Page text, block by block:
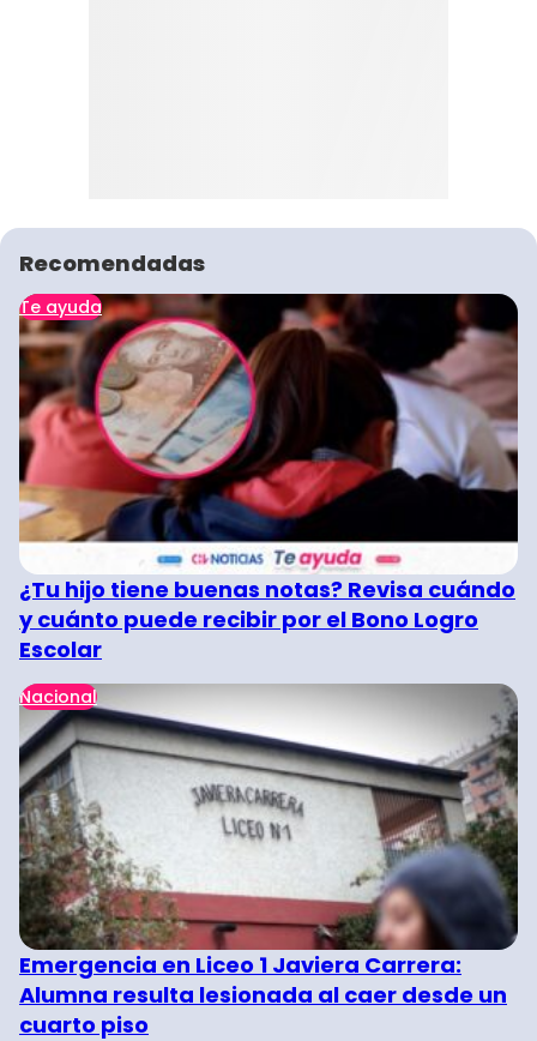
Recomendadas
Te ayuda
¿Tu hijo tiene buenas notas? Revisa cuándo
y cuánto puede recibir por el Bono Logro
Escolar
Nacional
Emergencia en Liceo 1 Javiera Carrera:
Alumna resulta lesionada al caer desde un
cuarto piso